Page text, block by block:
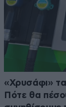
«Χρυσάφι»
Πότε θα